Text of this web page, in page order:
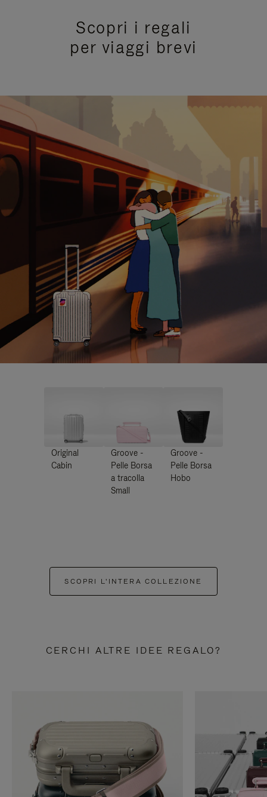
Scopri i regali
per viaggi brevi
Original
Cabin
Groove -
Pelle Borsa
a tracolla
Small
Groove -
Pelle Borsa
Hobo
SCOPRI L'INTERA COLLEZIONE
CERCHI ALTRE IDEE REGALO?